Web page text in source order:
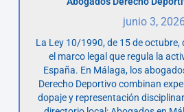
junio 3,
La Ley 10/1990, de 15 de octubre,
el marco legal que regula la
España. En Málaga, los
Derecho Deportivo combinan
dopaje y representación